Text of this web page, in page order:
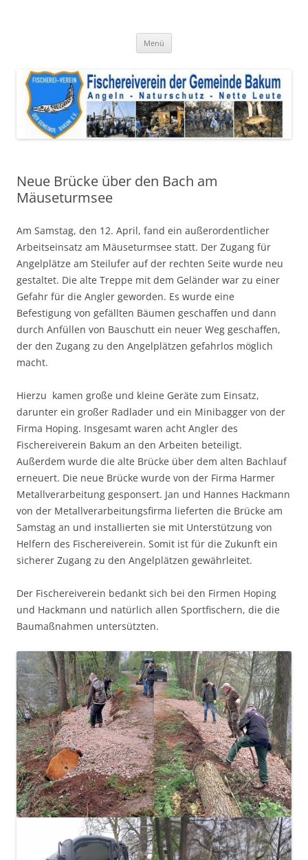
Bakum e.V.
Menü
Neue Brücke über den Bach am
Mäuseturmsee
Am Samstag, den 12. April, fand ein außerordentlicher
Arbeitseinsatz am Mäuseturmsee statt. Der Zugang für
Angelplätze am Steilufer auf der rechten Seite wurde neu
gestaltet. Die alte Treppe mit dem Geländer war zu einer
Gefahr für die Angler geworden. Es wurde eine
Befestigung von gefällten Bäumen geschaffen und dann
durch Anfüllen von Bauschutt ein neuer Weg geschaffen,
der den Zugang zu den Angelplätzen gefahrlos möglich
macht.
Hierzu kamen große und kleine Geräte zum Einsatz,
darunter ein großer Radlader und ein Minibagger von der
Firma Hoping. Insgesamt waren acht Angler des
Fischereiverein Bakum an den Arbeiten beteiligt.
Außerdem wurde die alte Brücke über dem alten Bachlauf
erneuert. Die neue Brücke wurde von der Firma Harmer
Metallverarbeitung gesponsert. Jan und Hannes Hackmann
von der Metallverarbeitungsfirma lieferten die Brücke am
Samstag an und installierten sie mit Unterstützung von
Helfern des Fischereiverein. Somit ist für die Zukunft ein
sicherer Zugang zu den Angelplätzen gewährleitet.
Der Fischereiverein bedankt sich bei den Firmen Hoping
und Hackmann und natürlich allen Sportfischern, die die
Baumaßnahmen untersützten.